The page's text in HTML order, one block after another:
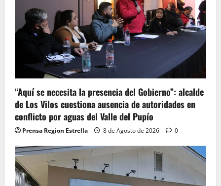
“Aquí se necesita la presencia del Gobierno”: alcalde
de Los Vilos cuestiona ausencia de autoridades en
conflicto por aguas del Valle del Pupío
Prensa Region Estrella 8 de Agosto de 2026 0